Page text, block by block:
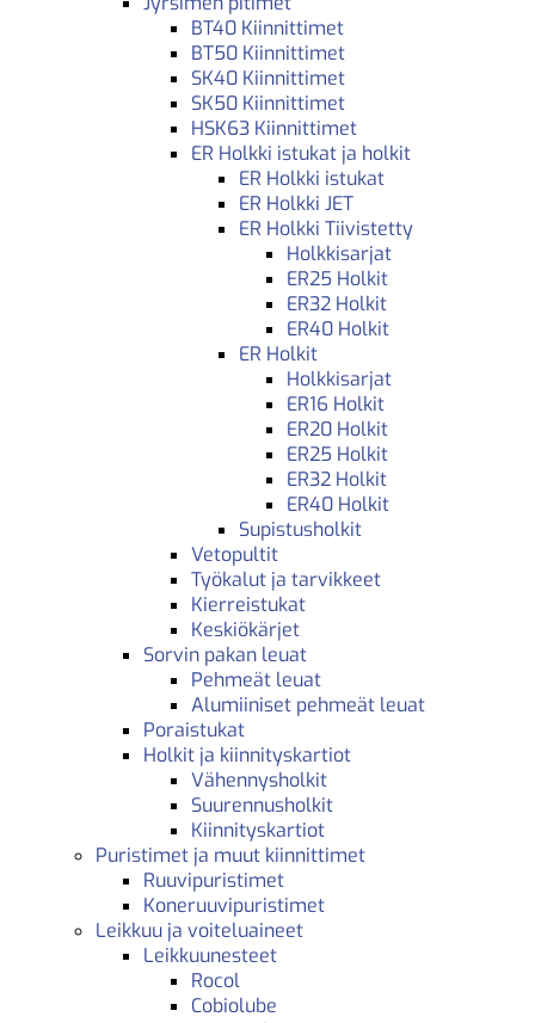
BT40 Kiinnittimet
BT50 Kiinnittimet
SK40 Kiinnittimet
SK50 Kiinnittimet
HSK63 Kiinnittimet
ER Holkki istukat ja holkit
ER Holkki istukat
ER Holkki JET
ER Holkki Tiivistetty
Holkkisarjat
ER25 Holkit
ER32 Holkit
ER40 Holkit
ER Holkit
Holkkisarjat
ER16 Holkit
ER20 Holkit
ER25 Holkit
ER32 Holkit
ER40 Holkit
Supistusholkit
Vetopultit
Työkalut ja tarvikkeet
Kierreistukat
Keskiökärjet
Sorvin pakan leuat
Pehmeät leuat
Alumiiniset pehmeät leuat
Poraistukat
Holkit ja kiinnityskartiot
Vähennysholkit
Suurennusholkit
Kiinnityskartiot
Puristimet ja muut kiinnittimet
Ruuvipuristimet
Koneruuvipuristimet
Leikkuu ja voiteluaineet
Leikkuunesteet
Rocol
Cobiolube